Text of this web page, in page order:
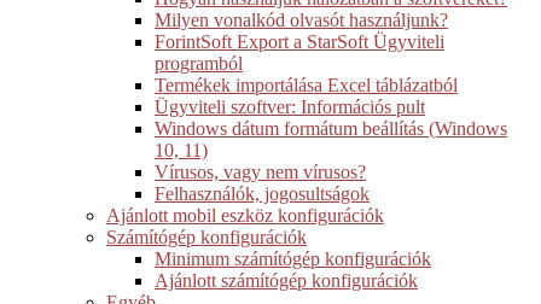
Milyen vonalkód olvasót használjunk?
ForintSoft Export a StarSoft Ügyviteli
programból
Termékek importálása Excel táblázatból
Ügyviteli szoftver: Információs pult
Windows dátum formátum beállítás (Windows
10, 11)
Vírusos, vagy nem vírusos?
Felhasználók, jogosultságok
Ajánlott mobil eszköz konfigurációk
Számítógép konfigurációk
Minimum számítógép konfigurációk
Ajánlott számítógép konfigurációk